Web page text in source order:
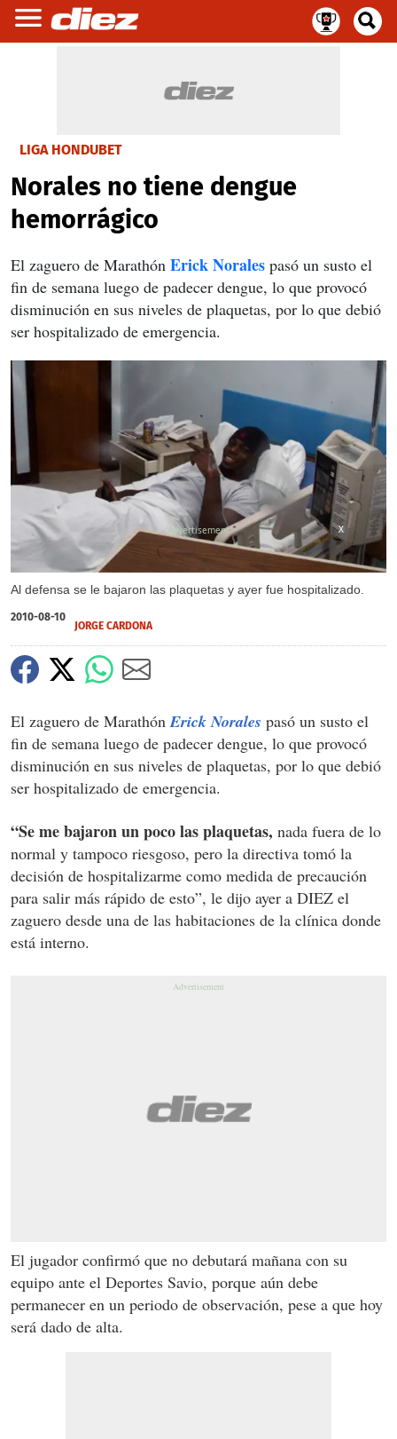
LIGA HONDUBET
Norales no tiene dengue
hemorrágico
El zaguero de Marathón Erick Norales pasó un susto el
fin de semana luego de padecer dengue, lo que provocó
disminución en sus niveles de plaquetas, por lo que debió
ser hospitalizado de emergencia.
Al defensa se le bajaron las plaquetas y ayer fue hospitalizado.
X
2010-08-10
JORGE CARDONA
El zaguero de MarathónErick Norales pasó un susto el
fin de semana luego de padecer dengue, lo que provocó
disminución en sus niveles de plaquetas, por lo que debió
ser hospitalizado de emergencia.
“Se me bajaron un poco las plaquetas, nada fuera de lo
normal y tampoco riesgoso, pero la directiva tomó la
decisión de hospitalizarme como medida de precaución
para salir más rápido de esto”, le dijo ayer a DIEZ el
zaguero desde una de las habitaciones de la clínica donde
está interno.
El jugador confirmó que no debutará mañana con su
equipo ante el Deportes Savio, porque aún debe
permanecer en un periodo de observación, pese a que hoy
será dado de alta.